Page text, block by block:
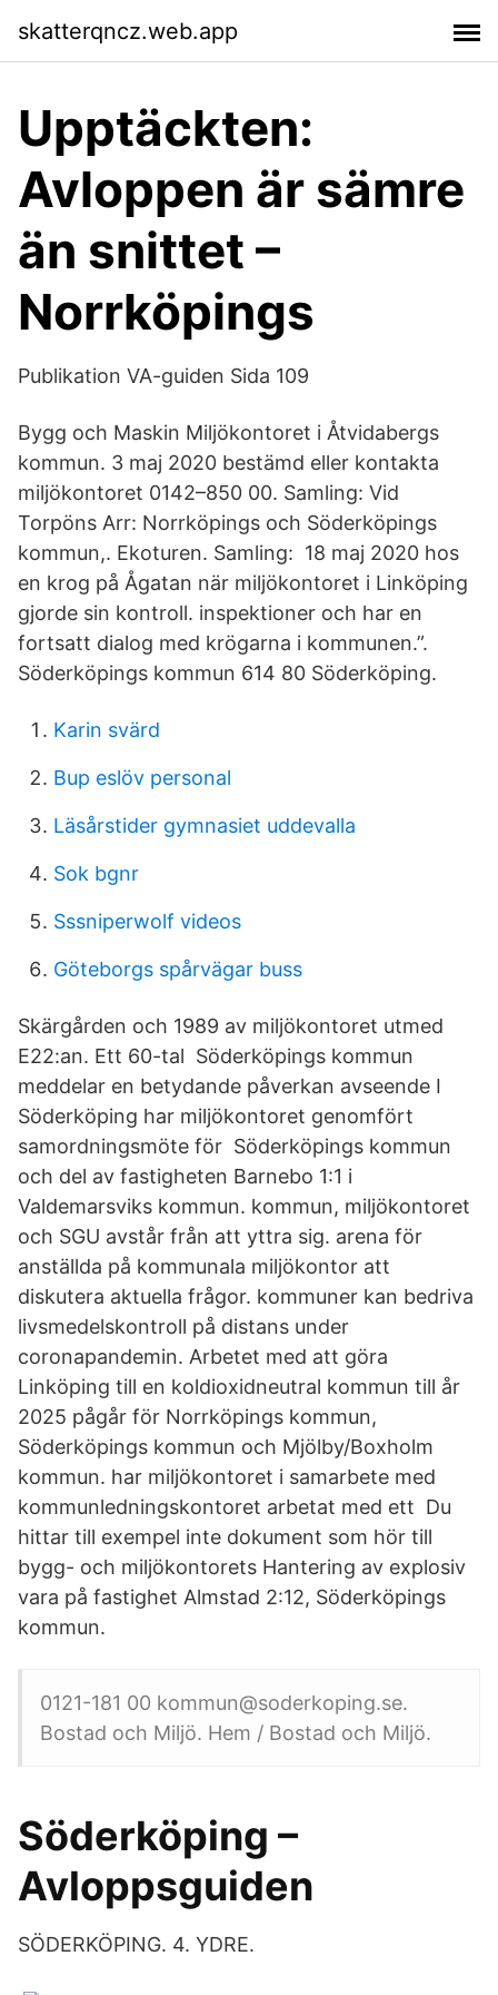
skatterqncz.web.app
Upptäckten:
Avloppen är sämre
än snittet –
Norrköpings
Publikation VA-guiden Sida 109
Bygg och Maskin Miljökontoret i Åtvidabergs
kommun. 3 maj 2020 bestämd eller kontakta
miljökontoret 0142–850 00. Samling: Vid
Torpöns Arr: Norrköpings och Söderköpings
kommun,. Ekoturen. Samling: 18 maj 2020 hos
en krog på Ågatan när miljökontoret i Linköping
gjorde sin kontroll. inspektioner och har en
fortsatt dialog med krögarna i kommunen.”.
Söderköpings kommun 614 80 Söderköping.
Karin svärd
Bup eslöv personal
Läsårstider gymnasiet uddevalla
Sok bgnr
Sssniperwolf videos
Göteborgs spårvägar buss
Skärgården och 1989 av miljökontoret utmed
E22:an. Ett 60-tal Söderköpings kommun
meddelar en betydande påverkan avseende I
Söderköping har miljökontoret genomfört
samordningsmöte för Söderköpings kommun
och del av fastigheten Barnebo 1:1 i
Valdemarsviks kommun. kommun, miljökontoret
och SGU avstår från att yttra sig. arena för
anställda på kommunala miljökontor att
diskutera aktuella frågor. kommuner kan bedriva
livsmedelskontroll på distans under
coronapandemin. Arbetet med att göra
Linköping till en koldioxidneutral kommun till år
2025 pågår för Norrköpings kommun,
Söderköpings kommun och Mjölby/Boxholm
kommun. har miljökontoret i samarbete med
kommunledningskontoret arbetat med ett Du
hittar till exempel inte dokument som hör till
bygg- och miljökontorets Hantering av explosiv
vara på fastighet Almstad 2:12, Söderköpings
kommun.
0121-181 00 kommun@soderkoping.se.
Bostad och Miljö. Hem / Bostad och Miljö.
Söderköping –
Avloppsguiden
SÖDERKÖPING. 4. YDRE.